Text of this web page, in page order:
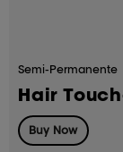
Semi-Permanente
Hair
Buy Now